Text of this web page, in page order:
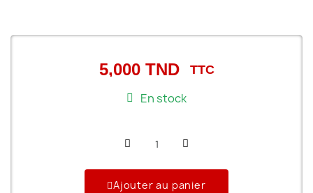
5,000 TND TTC
En stock
Ajouter au panier